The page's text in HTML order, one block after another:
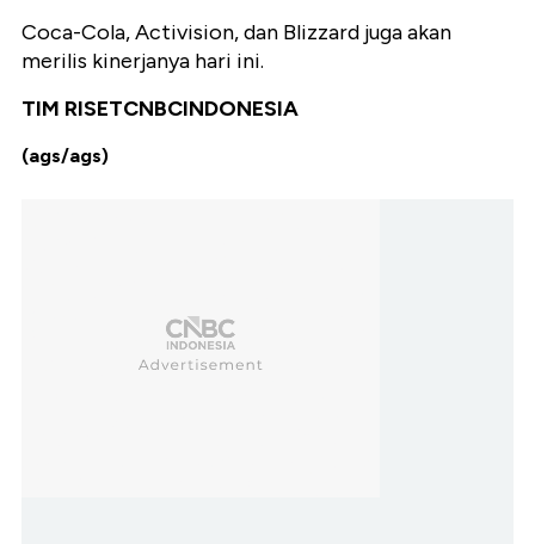
Coca-Cola,Activision, dan Blizzard juga akan
merilis kinerjanya hari ini.
TIM RISETCNBCINDONESIA
(ags/ags)